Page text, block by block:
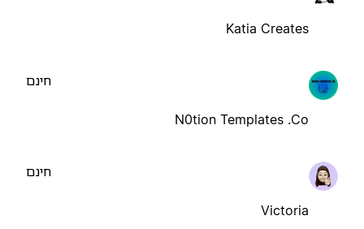
Katia Creates
N0tion Templates .Co
Victoria